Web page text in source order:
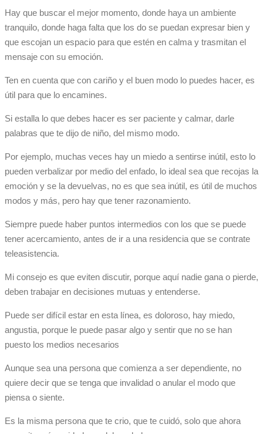
Hay que buscar el mejor momento, donde haya un ambiente
tranquilo, donde haga falta que los do se puedan expresar bien y
que escojan un espacio para que estén en calma y trasmitan el
mensaje con su emoción.
Ten en cuenta que con cariño y el buen modo lo puedes hacer, es
útil para que lo encamines.
Si estalla lo que debes hacer es ser paciente y calmar, darle
palabras que te dijo de niño, del mismo modo.
Por ejemplo, muchas veces hay un miedo a sentirse inútil, esto lo
pueden verbalizar por medio del enfado, lo ideal sea que recojas la
emoción y se la devuelvas, no es que sea inútil, es útil de muchos
modos y más, pero hay que tener razonamiento.
Siempre puede haber puntos intermedios con los que se puede
tener acercamiento, antes de ir a una residencia que se contrate
teleasistencia.
Mi consejo es que eviten discutir, porque aquí nadie gana o pierde,
deben trabajar en decisiones mutuas y entenderse.
Puede ser difícil estar en esta línea, es doloroso, hay miedo,
angustia, porque le puede pasar algo y sentir que no se han
puesto los medios necesarios
Aunque sea una persona que comienza a ser dependiente, no
quiere decir que se tenga que invalidad o anular el modo que
piensa o siente.
Es la misma persona que te crio, que te cuidó, solo que ahora